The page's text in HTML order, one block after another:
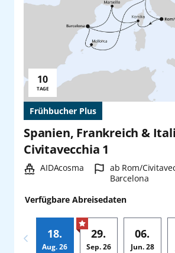
Frühbucher Plus
Spanien, Frankreich &
Civitavecchia 1
Schiff:
AIDAcosma Hafen:
ab Rom/
Barcelona
Verfügbare Abreisedaten
18.
Aug. 26
29.
Sep.26
06.
Jun.28
Reisedauer:
10
TAGE